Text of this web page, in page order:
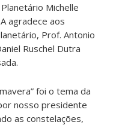
Michelle
agradece aos
Prof. Antonio
Ruschel Dutra
foi o tema da
nosso presidente
as constelações,